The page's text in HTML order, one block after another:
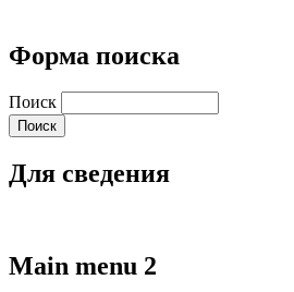
Форма поиска
Поиск
Для сведения
Main menu 2